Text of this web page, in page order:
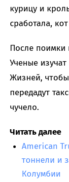
курицу и
сработала,
После поимки
Ученые
Жизней, чтобы
передадут
чучело.
Читать далее
American
тоннели и
Колумбии